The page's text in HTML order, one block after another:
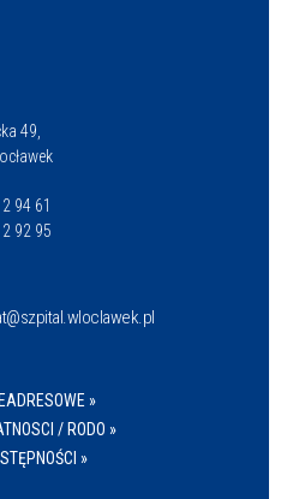
49,
94 61
92 95
»
/ RODO »
»